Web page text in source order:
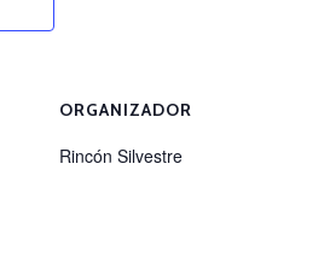
ORGANIZADOR
Rincón Silvestre